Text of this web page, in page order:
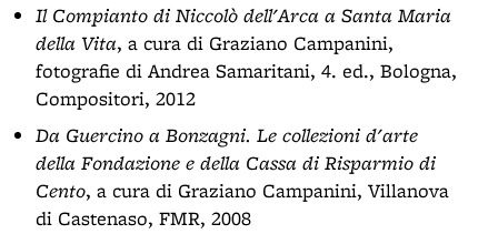
Il Compianto di Niccolò dell'Arca a Santa Maria
della Vita, a cura di Graziano Campanini,
fotografie di Andrea Samaritani, 4. ed., Bologna,
Compositori, 2012
Da Guercino a Bonzagni. Le collezioni d'arte
della Fondazione e della Cassa di Risparmio di
Cento, a cura di Graziano Campanini, Villanova
di Castenaso, FMR, 2008